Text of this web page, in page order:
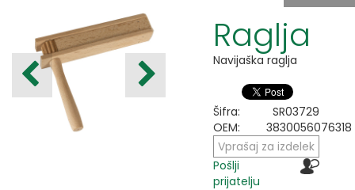
Raglja
Navijaška raglja
Šifra:
SR03729
OEM:
3830056076318
Vprašaj za izdelek
Pošlji
prijatelju